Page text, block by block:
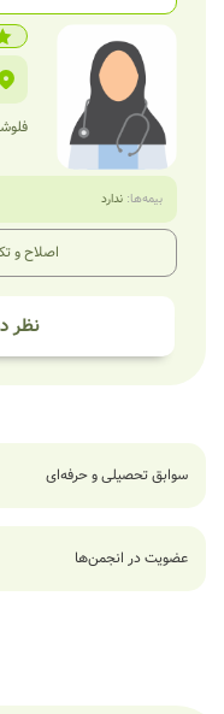
بیمه‌ها: ندارد
اصلاح و
نظر
سوابق تحصیلی و حرفه‌ای
عضویت در انجمن‌ها